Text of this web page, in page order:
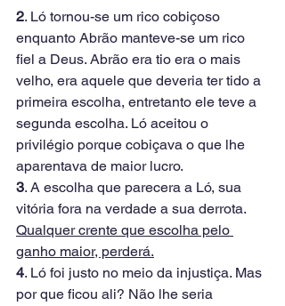
2. Ló tornou-se um rico cobiçoso
enquanto Abrão manteve-se um rico
fiel a Deus. Abrão era tio era o mais
velho, era aquele que deveria ter tido a
primeira escolha, entretanto ele teve a
segunda escolha. Ló aceitou o
privilégio porque cobiçava o que lhe
aparentava de maior lucro.
3. A escolha que parecera a Ló, sua
vitória fora na verdade a sua derrota.
Qualquer crente que escolha pelo
ganho maior, perderá.
4. Ló foi justo no meio da injustiça. Mas
por que ficou ali? Não lhe seria